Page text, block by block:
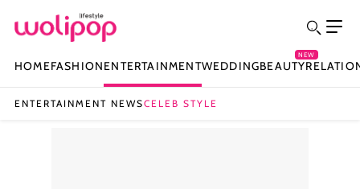
HOMEFASHIONENTERTAINMENTWEDDINGBEAUTY
NEW
ENTERTAINMENT NEWSCELEB STYLE